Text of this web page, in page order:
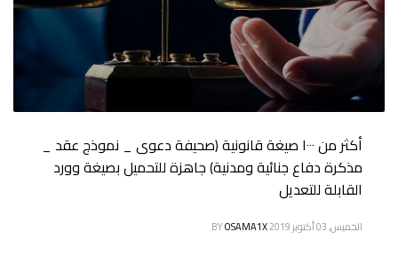
أكثر من ١٠٠٠ صيغة قانونية (صحيفة دعوى _ نموذج عقد _
مذكرة دفاع جنائية ومدنية) جاهزة للتحميل بصيغة وورد
القابلة للتعديل
الخميس, 03 أكتوبر 2019 BYOSAMA1X